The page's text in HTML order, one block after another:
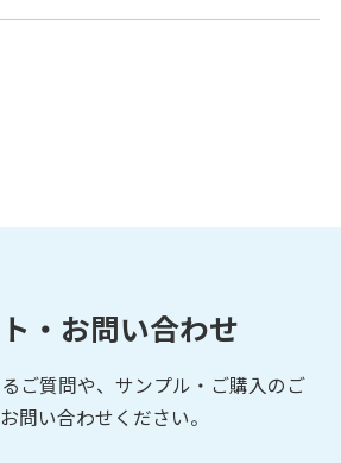
・お問い合わせ
ご質問や、サンプル・ご購入の ご
問い合わせください。